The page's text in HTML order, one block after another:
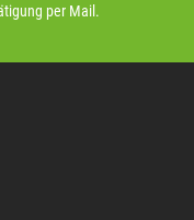
per Mail.